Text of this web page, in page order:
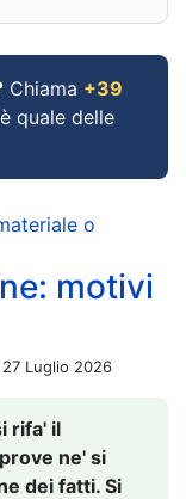
Chiama +39
quale delle
o
motivi
27 Luglio 2026
rifa' il
ne' si
dei fatti. Si